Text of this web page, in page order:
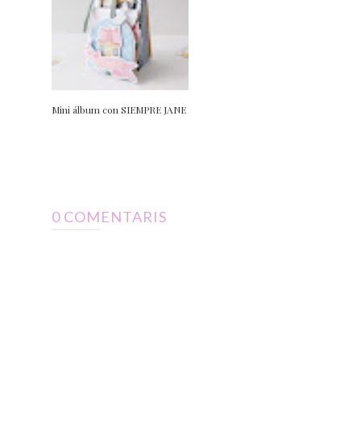
Mini álbum con SIEMPRE JANE
0 COMENTARIS